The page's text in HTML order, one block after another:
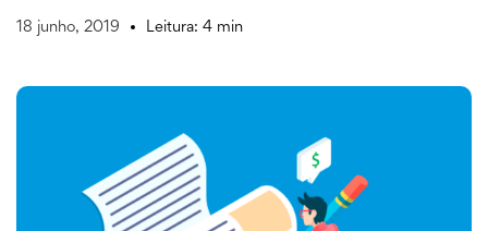
18 junho, 2019 Leitura: 4 min